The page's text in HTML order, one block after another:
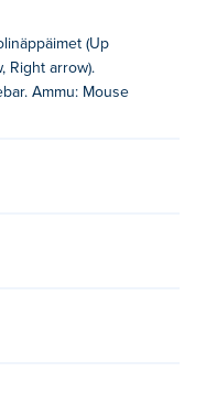
tai välilyönti
heidän muita
it!
ilmaiseksi?
(Up
Right arrow).
Ammu: Mouse